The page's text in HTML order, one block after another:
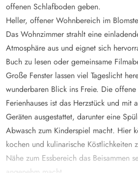
offenen Schlafboden geben.
Heller, offener Wohnbereich im
Das Wohnzimmer strahlt eine
Atmosphäre aus und eignet sich
Buch zu lesen oder gemeinsame
Große Fenster lassen viel Tageslicht
wunderbaren Blick ins Freie. Die offene
Ferienhauses ist das Herzstück und mit
Geräten ausgestattet, darunter eine
Abwasch zum Kinderspiel macht. Hier
kochen und kulinarische Köstlichkeiten
Nähe zum Essbereich das Beisammen